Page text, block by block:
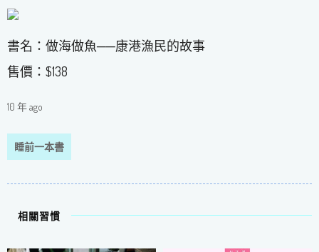
書名：做海做魚──康港漁民的故事
售價：$138
10 年 ago
睡前一本書
相關習慣